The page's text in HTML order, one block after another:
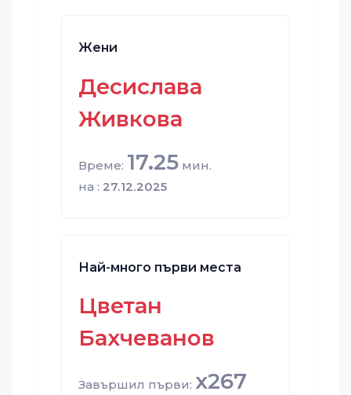
Жени
Десислава
Живкова
Време: 17.25 мин.
на : 27.12.2025
Най-много първи места
Цветан
Бахчеванов
Завършил първи: x267